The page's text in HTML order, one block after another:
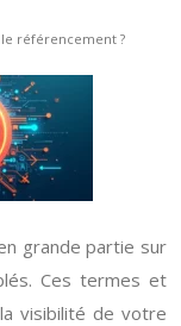
référencement ?
grande partie sur
Ces termes et
visibilité de votre